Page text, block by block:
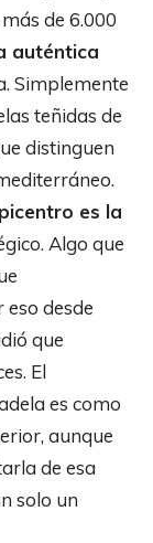
de 6.000
auténtica
Simplemente
teñidas de
distinguen
es la
Algo que
desde
que
El
es como
aunque
de esa
solo un